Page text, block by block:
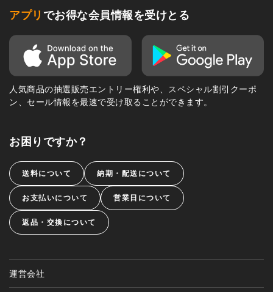
アプリ でお得な会員情報を受けとる
人気商品の抽選販売エントリー権利や、スペシャル割引クーポ
ン、セール情報を最速で受け取ることができます。
お困りですか？
送料について 納期・配送について
お支払いについて 営業日について
返品・交換について
運営会社